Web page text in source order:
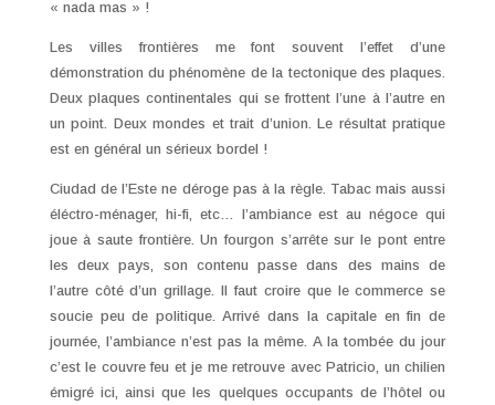
« nada mas » !
Les villes frontières me font souvent l’effet d’une
démonstration du phénomène de la tectonique des plaques.
Deux plaques continentales qui se frottent l’une à l’autre en
un point. Deux mondes et trait d’union. Le résultat pratique
est en général un sérieux bordel !
Ciudad de l’Este ne déroge pas à la règle. Tabac mais aussi
éléctro-ménager, hi-fi, etc… l’ambiance est au négoce qui
joue à saute frontière. Un fourgon s’arrête sur le pont entre
les deux pays, son contenu passe dans des mains de
l’autre côté d’un grillage. Il faut croire que le commerce se
soucie peu de politique. Arrivé dans la capitale en fin de
journée, l’ambiance n’est pas la même. A la tombée du jour
c’est le couvre feu et je me retrouve avec Patricio, un chilien
émigré ici, ainsi que les quelques occupants de l’hôtel ou